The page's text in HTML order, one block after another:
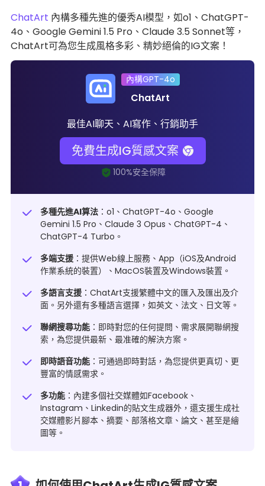
ChatArt 內構多種先進的優秀AI模型，如o1、ChatGPT-
4o、Google Gemini 1.5 Pro、Claude 3.5 Sonnet等，
ChatArt可為您生成風格多彩、精妙絕倫的IG文案！
內構GPT-4o
ChatArt
最佳AI聊天、AI寫作、行銷助手
免費生成IG質感文案
多種先進AI算法 ：o1、ChatGPT-4o、Google
Gemini 1.5 Pro、Claude 3 Opus、ChatGPT-4、
ChatGPT-4 Turbo。
多端支援：提供Web線上服務、App（iOS及Android
作業系統的裝置）、MacOS裝置及Windows裝置。
多語言支援：ChatArt支援繁體中文的匯入及匯出及介
面。另外還有多種語言選擇，如英文、法文、日文等。
聯網搜尋功能 ：即時對您的任何提問、需求展開聯網搜
索，為您提供最新、最准確的解決方案。
即時語音功能 ：可通過即時對話，為您提供更真切、更
豐富的情感需求。
多功能 ：內建多個社交媒體如Facebook、
Instagram、Linkedin的貼文生成器外，還支援生成社
交媒體影片腳本、摘要、部落格文章、論文、甚至是繪
圖等。